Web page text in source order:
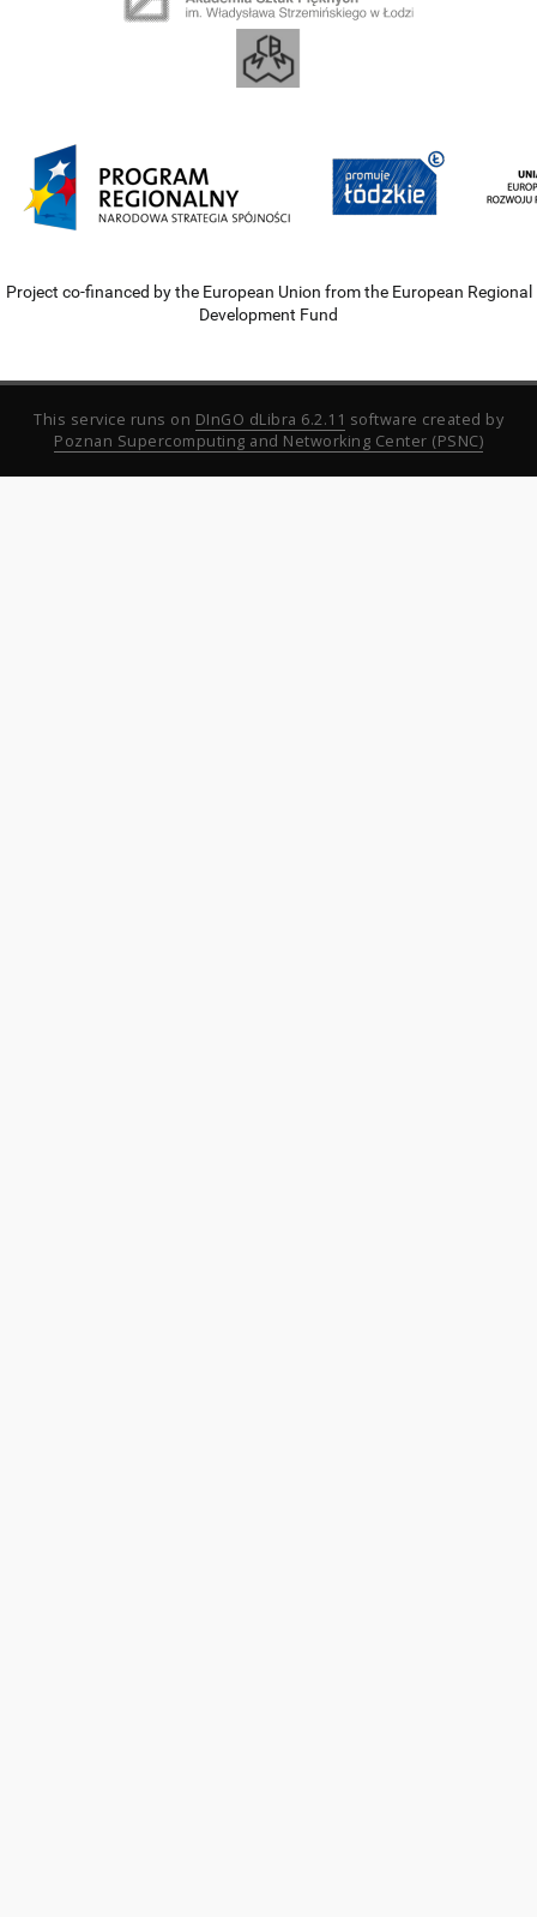
Project co-financed by the European Union from the European Regional
Development Fund
This service runs on DInGO dLibra 6.2.11 software created by
Poznan Supercomputing and Networking Center (PSNC)